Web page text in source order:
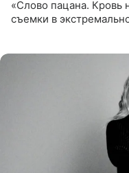
«Слово пацана. Кровь
съемки в